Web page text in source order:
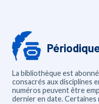
La bibliothèque est
consacrés aux disciplines
numéros peuvent être
dernier en date. Certaines